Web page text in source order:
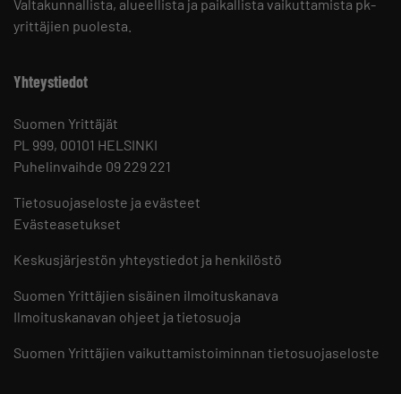
Valtakunnallista, alueellista ja paikallista vaikuttamista pk-
yrittäjien puolesta.
Yhteystiedot
Suomen Yrittäjät
PL 999, 00101 HELSINKI
Puhelinvaihde 09 229 221
Tietosuojaseloste ja evästeet
Evästeasetukset
Keskusjärjestön yhteystiedot ja henkilöstö
Suomen Yrittäjien sisäinen ilmoituskanava
Ilmoituskanavan ohjeet ja tietosuoja
Suomen Yrittäjien vaikuttamistoiminnan tietosuojaseloste